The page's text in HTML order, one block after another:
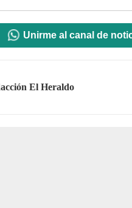
Unirme al canal de
El Heraldo